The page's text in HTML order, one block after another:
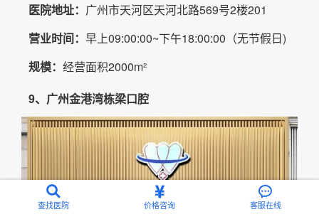
医院地址： 广州市天河区天河北路569号2楼201
营业时间： 早上09:00:00~下午18:00:00（无节假日)
规模： 经营面积2000m²
9、广州金港湾栋梁口腔
查找医院 价格咨询 客服在线